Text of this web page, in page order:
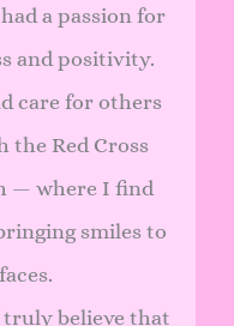
a passion for
and positivity.
care for others
the Red Cross
— where I find
smiles to
truly believe that